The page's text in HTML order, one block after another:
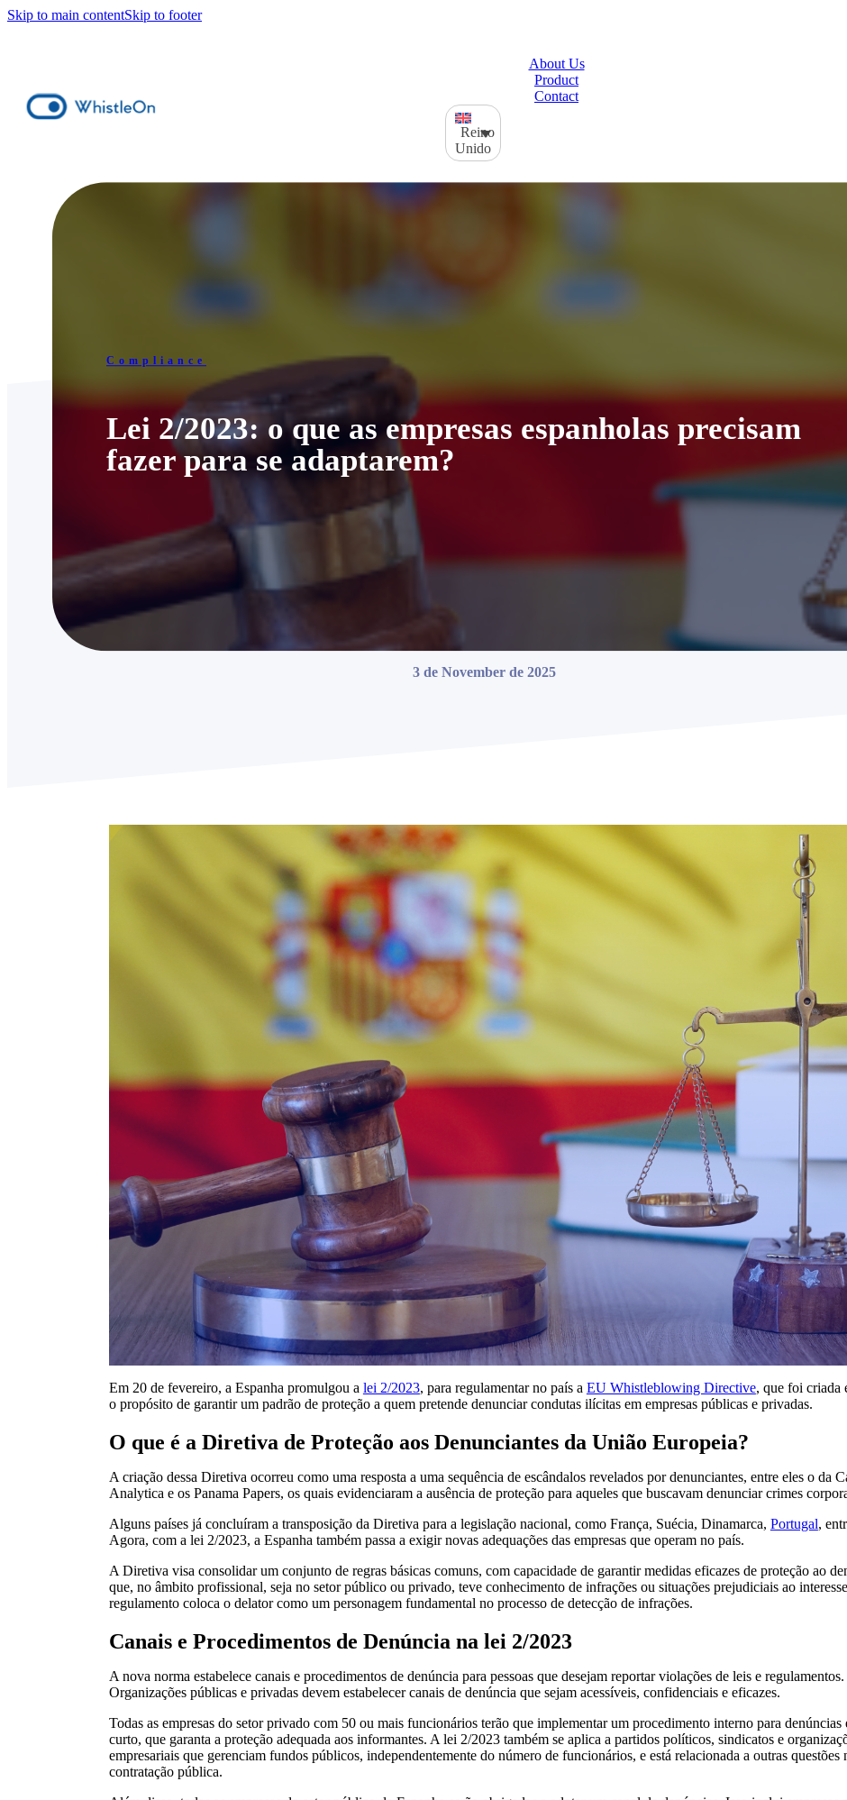
Skip to main contentSkip to footer
About Us
Product
Contact
Reino
Unido
Compliance
Lei 2/2023: o que as empresas espanholas precisam
fazer para se adaptarem?
3 de November de 2025
Em 20 de fevereiro, a Espanha promulgou a lei 2/2023, para regulamentar no país a EU Whistleblowing Directive, que foi criada
o propósito de garantir um padrão de proteção a quem pretende denunciar condutas ilícitas em empresas públicas e privadas.
O que é a Diretiva de Proteção aos Denunciantes da União Europeia?
A criação dessa Diretiva ocorreu como uma resposta a uma sequência de escândalos revelados por denunciantes, entre eles o da
Analytica e os Panama Papers, os quais evidenciaram a ausência de proteção para aqueles que buscavam denunciar crimes
Alguns países já concluíram a transposição da Diretiva para a legislação nacional, como França, Suécia, Dinamarca, Portugal,
Agora, com a lei 2/2023, a Espanha também passa a exigir novas adequações das empresas que operam no país.
A Diretiva visa consolidar um conjunto de regras básicas comuns, com capacidade de garantir medidas eficazes de proteção ao
que, no âmbito profissional, seja no setor público ou privado, teve conhecimento de infrações ou situações prejudiciais ao
regulamento coloca o delator como um personagem fundamental no processo de detecção de infrações.
Canais e Procedimentos de Denúncia na lei 2/2023
A nova norma estabelece canais e procedimentos de denúncia para pessoas que desejam reportar violações de leis e regulamentos.
Organizações públicas e privadas devem estabelecer canais de denúncia que sejam acessíveis, confidenciais e eficazes.
Todas as empresas do setor privado com 50 ou mais funcionários terão que implementar um procedimento interno para denúncias
curto, que garanta a proteção adequada aos informantes. A lei 2/2023 também se aplica a partidos políticos, sindicatos e
empresariais que gerenciam fundos públicos, independentemente do número de funcionários, e está relacionada a outras questões
contratação pública.